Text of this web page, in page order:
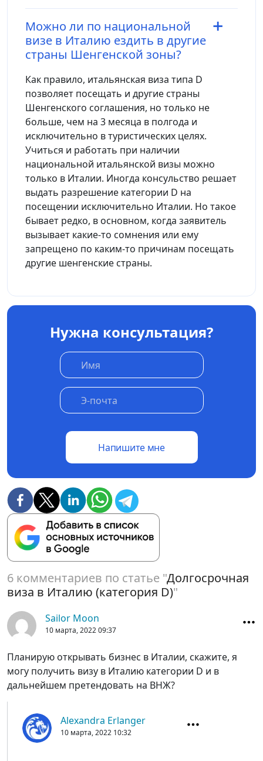
Можно ли по национальной
визе в Италию ездить в другие
страны Шенгенской зоны?
Как правило, итальянская виза типа D
позволяет посещать и другие страны
Шенгенского соглашения, но только не
больше, чем на 3 месяца в полгода и
исключительно в туристических целях.
Учиться и работать при наличии
национальной итальянской визы можно
только в Италии. Иногда консульство решает
выдать разрешение категории D на
посещении исключительно Италии. Но такое
бывает редко, в основном, когда заявитель
вызывает какие-то сомнения или ему
запрещено по каким-то причинам посещать
другие шенгенские страны.
Нужна консультация?
Напишите мне
6 комментариев по статье "Долгосрочная
виза в Италию (категория D)"
Sailor Moon
10 марта, 202209:37
Планирую открывать бизнес в Италии, скажите, я
могу получить визу в Италию категории D и в
дальнейшем претендовать на ВНЖ?
Alexandra Erlanger
10 марта, 2022 10:32